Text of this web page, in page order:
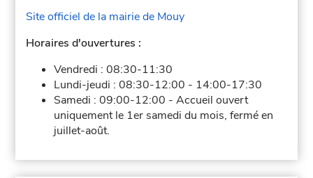
Site officiel de la mairie de Mouy
Horaires d'ouvertures :
Vendredi :08:30-11:30
Lundi-jeudi :08:30-12:00 - 14:00-17:30
Samedi :09:00-12:00 -Accueil ouvert
uniquement le 1er samedi du mois, fermé en
juillet-août.